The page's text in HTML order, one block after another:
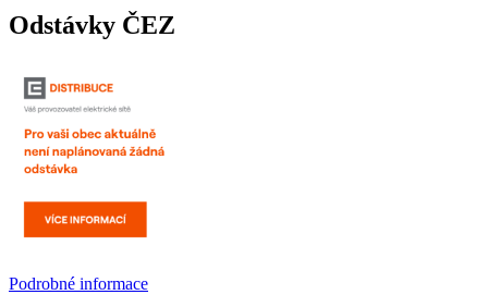
Odstávky ČEZ
Podrobné informace